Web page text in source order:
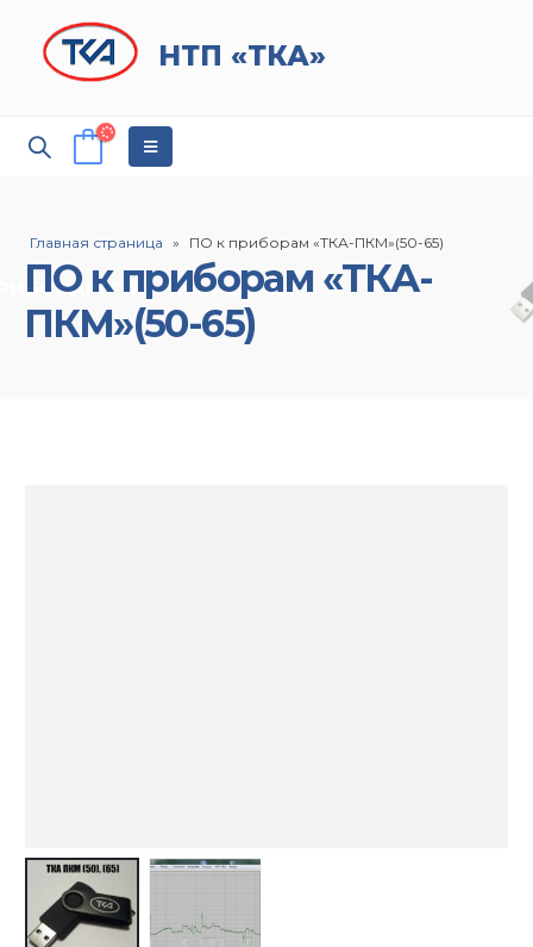
НТП «ТКА»
Главная страница » ПО к приборам «ТКА-ПКМ»(50-65)
ПО к приборам «ТКА-
ПКМ»(50-65)